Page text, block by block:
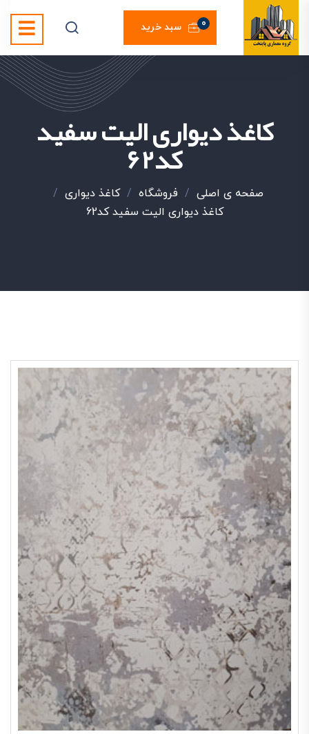
سبد خرید 0
کاغذ دیواری الیت سفید
کد62
صفحه ی اصلی / فروشگاه /کاغذ دیواری /
کاغذ دیواری الیت سفید کد62